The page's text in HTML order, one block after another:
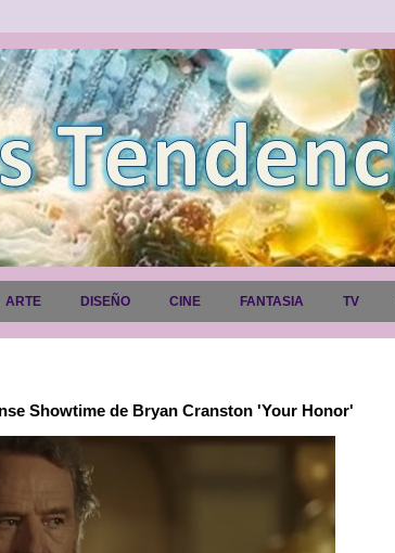
ARTE DISEÑO CINE FANTASIA TV
Showtime de Bryan Cranston 'Your Honor'